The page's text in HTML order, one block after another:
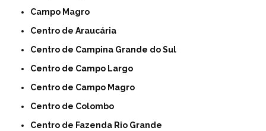
Campo Magro
Centro de Araucária
Centro de Campina Grande do Sul
Centro de Campo Largo
Centro de Campo Magro
Centro de Colombo
Centro de Fazenda Rio Grande